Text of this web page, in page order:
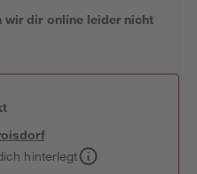
wir dir online leider nicht
hinterlegt